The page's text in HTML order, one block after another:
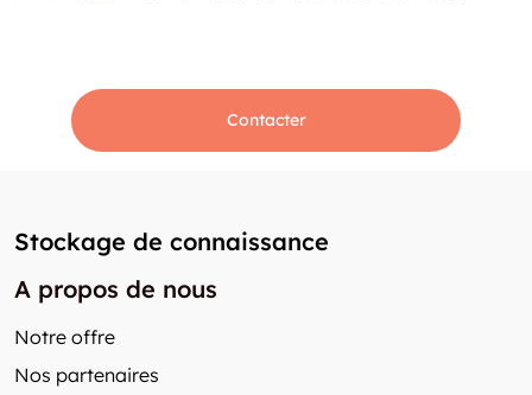
Contacter
Stockage de connaissance
A propos de nous
Notre offre
Nos partenaires